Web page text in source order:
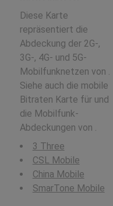
Diese Karte
repräsentiert die
Abdeckung der 2G-,
3G-, 4G- und 5G-
Mobilfunknetzen von .
Siehe auch die mobile
Bitraten Karte für und
die Mobilfunk-
Abdeckungen von .
3 Three
CSL Mobile
China Mobile
SmarTone Mobile